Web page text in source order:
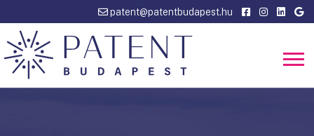
patent@patentbudapest.hu